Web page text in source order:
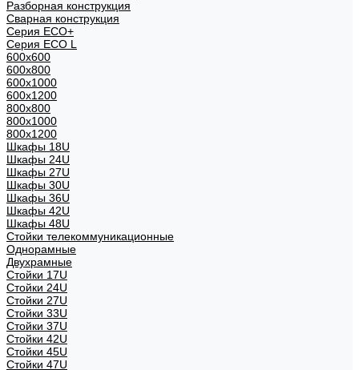
Разборная конструкция
Сварная конструкция
Серия ECO+
Серия ECO L
600x600
600x800
600х1000
600х1200
800x800
800х1000
800х1200
Шкафы 18U
Шкафы 24U
Шкафы 27U
Шкафы 30U
Шкафы 36U
Шкафы 42U
Шкафы 48U
Стойки телекоммуникационные
Однорамные
Двухрамные
Стойки 17U
Стойки 24U
Стойки 27U
Стойки 33U
Стойки 37U
Стойки 42U
Стойки 45U
Стойки 47U